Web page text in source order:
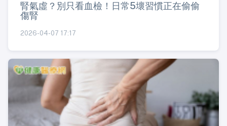
腎氣虛？別只看血檢！日常5壞習慣正在偷偷
傷腎
2026-04-07 17:17